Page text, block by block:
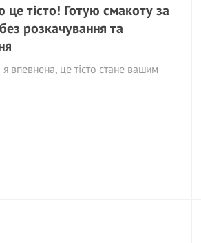
тісто! Готую смакоту за
розкачування та
впевнена, це тісто стане вашим